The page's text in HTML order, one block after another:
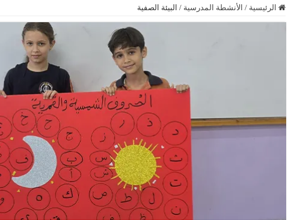
الرئيسية / الأنشطة المدرسية / البيئة الصفية